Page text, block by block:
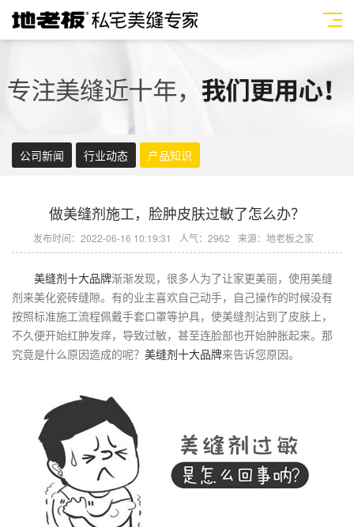
公司新闻 行业动态 产品知识
做美缝剂施工，脸肿皮肤过敏了怎么办？
发布时间：2022-06-16 10:19:31 人气：2962 来源：地老板之家
美缝剂十大品牌渐渐发现，很多人为了让家更美丽，使用美缝
剂来美化瓷砖缝隙。有的业主喜欢自己动手，自己操作的时候没有
按照标准施工流程佩戴手套口罩等护具，使美缝剂 沾到了皮肤上，
不久便开始红肿发痒，导致过敏，甚至连脸部也开始肿胀起来。那
究竟是什么原因造成的呢？ 美缝剂十大品牌来告诉您原因。